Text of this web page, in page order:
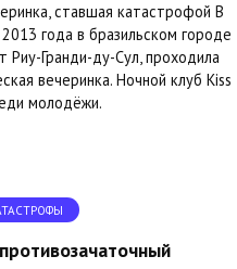
ставшая катастрофой В
года в бразильском городе
Риу-Гранди-ду-Сул, проходила
вечеринка. Ночной клуб Kiss
молодёжи.